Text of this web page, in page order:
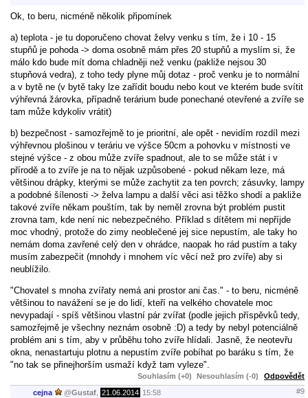
Ok, to beru, nicméně několik připomínek
a) teplota - je tu doporučeno chovat želvy venku s tím, že i 10 - 15
stupňů je pohoda -> doma osobně mám přes 20 stupňů a myslím si, že
málo kdo bude mít doma chladněji než venku (pakliže nejsou 30
stupňová vedra), z toho tedy plyne můj dotaz - proč venku je to normální
a v bytě ne (v bytě taky lze zařídit boudu nebo kout ve kterém bude svítit
výhřevná žárovka, případně terárium bude ponechané otevřené a zvíře se
tam může kdykoliv vrátit)
b) bezpečnost - samozřejmě to je prioritní, ale opět - nevidím rozdíl mezi
výhřevnou plošinou v teráriu ve výšce 50cm a pohovku v místnosti ve
stejné výšce - z obou může zvíře spadnout, ale to se může stát i v
přírodě a to zvíře je na to nějak uzpůsobené - pokud někam leze, má
většinou drápky, kterými se může zachytit za ten povrch; zásuvky, lampy
a podobné šílenosti -> želva lampu a další věci asi těžko shodí a pakliže
takové zvíře někam pouštím, tak by neměl zrovna být problém pustit
zrovna tam, kde není nic nebezpečného. Příklad s dítětem mi nepříjde
moc vhodný, protože do zimy neoblečené jej sice nepustím, ale taky ho
nemám doma zavřené celý den v ohrádce, naopak ho rád pustím a taky
musím zabezpečit (mnohdy i mnohem víc věcí než pro zvíře) aby si
neublížilo.
"Chovatel s mnoha zvířaty nemá ani prostor ani čas." - to beru, nicméně
většinou to navážení se je do lidí, kteří na velkého chovatele moc
nevypadají - spíš většinou vlastní pár zvířat (podle jejich příspěvků tedy,
samozřejmě je všechny neznám osobně :D) a tedy by nebyl potenciálně
problém ani s tím, aby v průběhu toho zvíře hlídali. Jasně, že neotevřu
okna, nenastartuju plotnu a nepustím zvíře pobíhat po baráku s tím, že
"no tak se přinejhorším usmaží když tam vyleze".
Souhlasím (+0) Nesouhlasím (-0) Odpovědět
cejna @Gustaf 21.06.2014 15:58 #9